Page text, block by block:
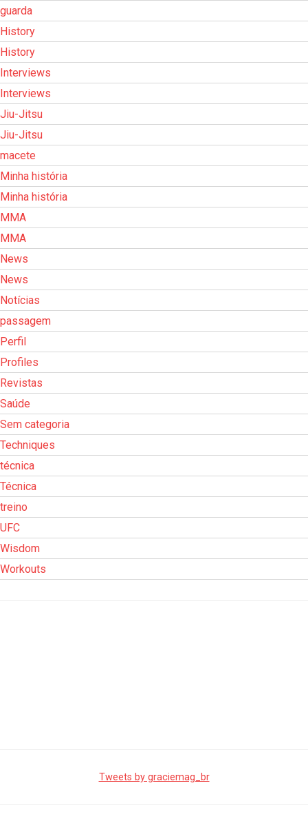
guarda
History
History
Interviews
Interviews
Jiu-Jitsu
Jiu-Jitsu
macete
Minha história
Minha história
MMA
MMA
News
News
Notícias
passagem
Perfil
Profiles
Revistas
Saúde
Sem categoria
Techniques
técnica
Técnica
treino
UFC
Wisdom
Workouts
Tweets by graciemag_br